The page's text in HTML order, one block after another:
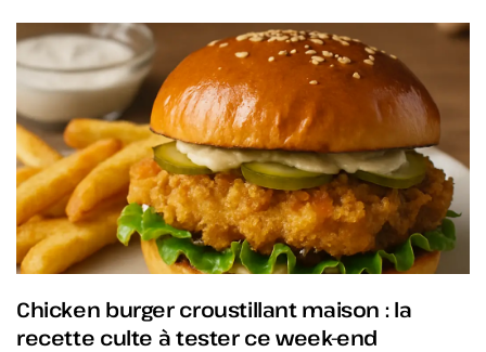
Chicken burger croustillant maison : la
recette culte à tester ce week-end